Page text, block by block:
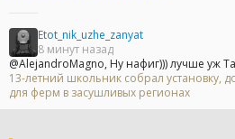
Etot_nik_uzhe_zanyat
8 минут назад
@AlejandroMagno, Ну нафиг))) лучше уж
13-летний школьник собрал установку,
для ферм в засушливых регионах